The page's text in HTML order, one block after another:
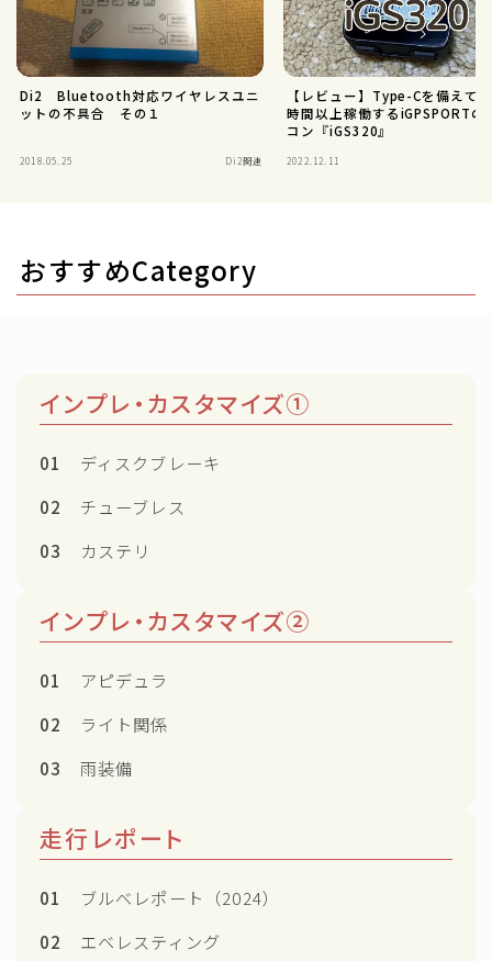
Di2 Bluetooth対応ワイヤレスユニ
ットの不具合 その１
2018.05.25 Di2関連
【レビュー】Type-Cを備えて
時間以上稼働するiGPSPORTの
コン『iGS320』
2022.12.11
おすすめCategory
インプレ・カスタマイズ①
01
ディスクブレーキ
02
チューブレス
03
カステリ
インプレ・カスタマイズ②
01
アピデュラ
02
ライト関係
03
雨装備
走行レポート
01
ブルべレポート（2024）
02
エベレスティング